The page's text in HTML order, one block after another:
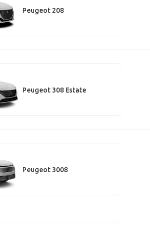
Peugeot 208
Peugeot 308 Estate
Peugeot 3008